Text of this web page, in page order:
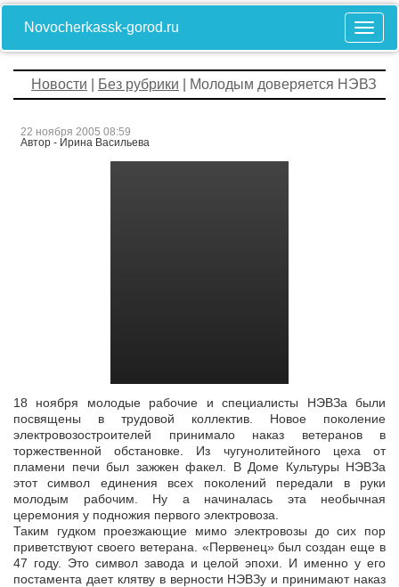
Novocherkassk-gorod.ru
Новости Без рубрики | Молодым доверяется НЭВЗ
22 ноября 2005 08:59
Автор - Ирина Васильева
18 ноября молодые рабочие и специалисты НЭВЗа были
посвящены в трудовой коллектив. Новое поколение
электровозостроителей принимало наказ ветеранов в
торжественной обстановке. Из чугунолитейного цеха от
пламени печи был зажжен факел. В Доме Культуры НЭВЗа
этот символ единения всех поколений передали в руки
молодым рабочим. Ну а начиналась эта необычная
церемония у подножия первого электровоза.
Таким гудком проезжающие мимо электровозы до сих пор
приветствуют своего ветерана. «Первенец» был создан еще в
47 году. Это символ завода и целой эпохи. И именно у его
постамента дает клятву в верности НЭВЗу и принимают наказ